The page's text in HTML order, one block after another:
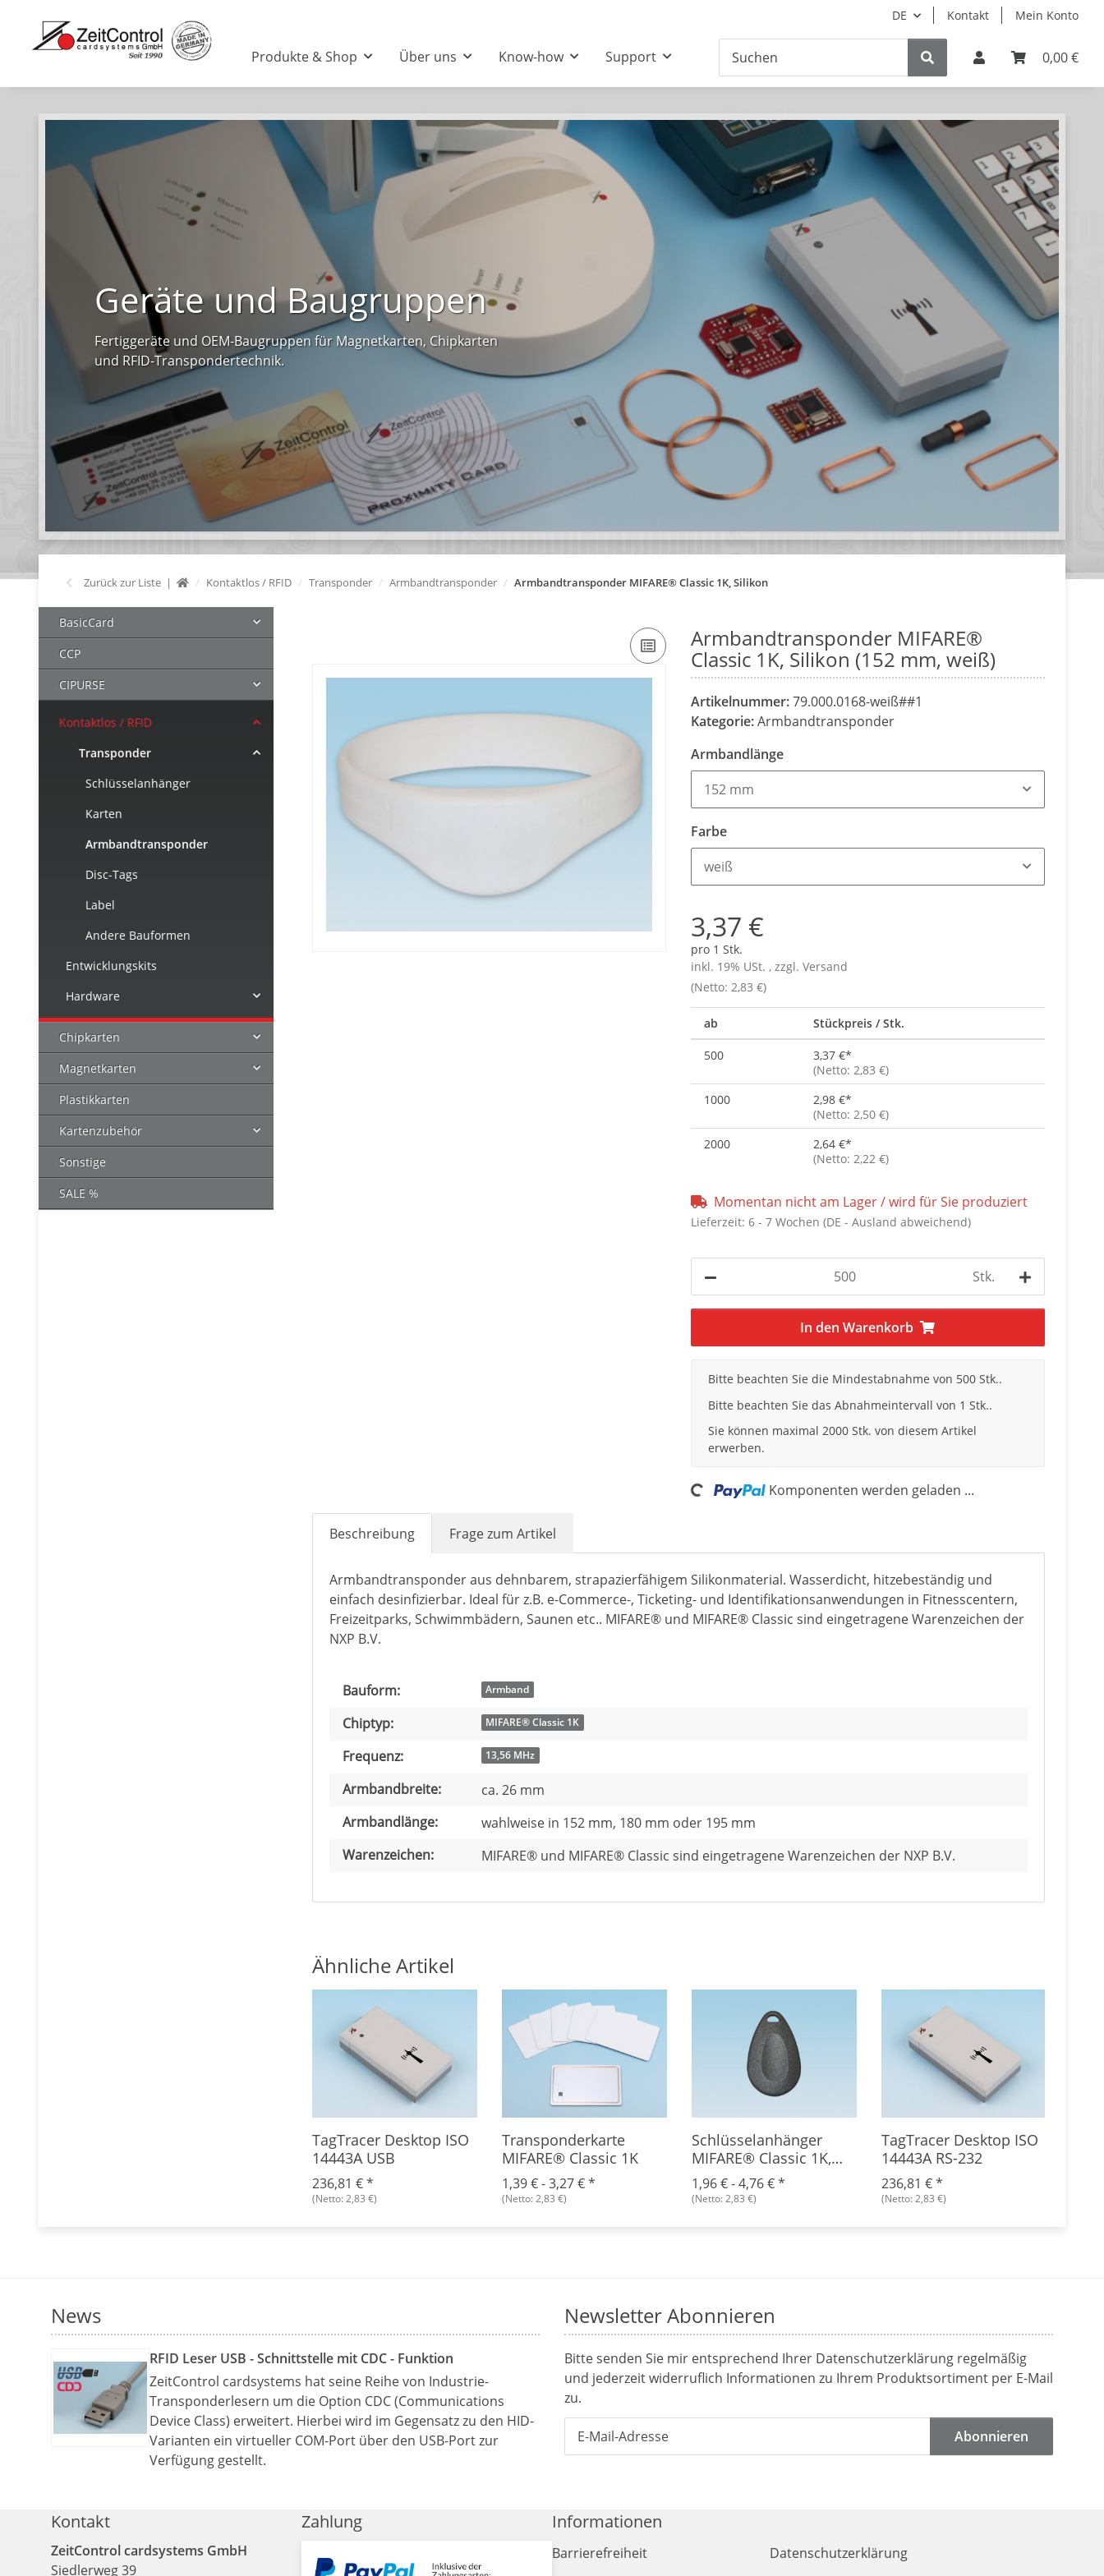
DE Kontakt Mein Konto
0,00 €
Produkte & Shop Über uns Know-how Support
Geräte und Baugruppen
Fertiggeräte und OEM-Baugruppen für Magnetkarten, Chipkarten
und RFID-Transpondertechnik.
Zurück zur Liste Kontaktlos / RFID Transponder Armbandtransponder Armbandtransponder MIFARE® Classic 1K, Silikon
Armbandtransponder MIFARE®
Classic 1K, Silikon (152 mm, weiß)
Artikelnummer:79.000.0168-weiß##1
Kategorie:Armbandtransponder
Armbandlänge
152 mm
Farbe
weiß
3,37 €
pro 1 Stk.
inkl. 19% USt. , zzgl. Versand
(Netto: 2,83 €)
ab Stückpreis / Stk.
500 3,37 €*
(Netto: 2,83 €)
1000
2,98 €*
(Netto: 2,50 €)
2000
2,64 €*
(Netto: 2,22 €)
Momentan nicht am Lager / wird für Sie produziert
Lieferzeit: 6 - 7 Wochen (DE - Ausland abweichend)
Stk.
In den Warenkorb
x
Bitte beachten Sie die Mindestabnahme von 500 Stk..
Bitte beachten Sie das Abnahmeintervall von 1 Stk..
Sie können maximal 2000 Stk. von diesem Artikel
erwerben.
Loading... Komponenten werden geladen ...
Beschreibung Frage zum Artikel
Armbandtransponder aus dehnbarem, strapazierfähigem Silikonmaterial. Wasserdicht, hitzebeständig und
einfach desinfizierbar. Ideal für z.B. e-Commerce-, Ticketing- und Identifikationsanwendungen in Fitnesscentern,
Freizeitparks, Schwimmbädern, Saunen etc.. MIFARE® und MIFARE® Classic sind eingetragene Warenzeichen der
NXP B.V.
Produkteigenschaft
Wert
Bauform: Armband
Chiptyp: MIFARE® Classic 1K
Frequenz: 13,56 MHz
Armbandbreite:
ca. 26 mm
Armbandlänge:
wahlweise in 152 mm, 180 mm oder 195 mm
Warenzeichen:
MIFARE® und MIFARE® Classic sind eingetragene Warenzeichen der NXP B.V.
Ähnliche Artikel
TagTracer Desktop ISO
14443A USB
236,81 €*
(Netto: 2,83 €)
Transponderkarte
MIFARE® Classic 1K
1,39 € -3,27 €*
(Netto: 2,83 €)
Schlüsselanhänger
MIFARE® Classic 1K,
Plastik
1,96 € -4,76 €*
(Netto: 2,83 €)
TagTracer Desktop ISO
14443A RS-232
236,81 €*
(Netto: 2,83 €)
BasicCard
CCP
CIPURSE
Kontaktlos / RFID
Transponder
Schlüsselanhänger
Karten
Armbandtransponder
Disc-Tags
Label
Andere Bauformen
Entwicklungskits
Hardware
Chipkarten
Magnetkarten
Plastikkarten
Kartenzubehör
Sonstige
SALE %
News
RFID Leser USB - Schnittstelle mit CDC - Funktion
ZeitControl cardsystems hat seine Reihe von Industrie-
Transponderlesern um die Option CDC (Communications
Device Class) erweitert. Hierbei wird im Gegensatz zu den HID-
Varianten ein virtueller COM-Port über den USB-Port zur
Verfügung gestellt.
Newsletter Abonnieren
Bitte senden Sie mir entsprechend Ihrer Datenschutzerklärung regelmäßig
und jederzeit widerruflich Informationen zu Ihrem Produktsortiment per E-Mail
zu.
Abonnieren
Kontakt
ZeitControl cardsystems GmbH
Siedlerweg 39
Zahlung Informationen
Barrierefreiheit
Datenschutzerklärung